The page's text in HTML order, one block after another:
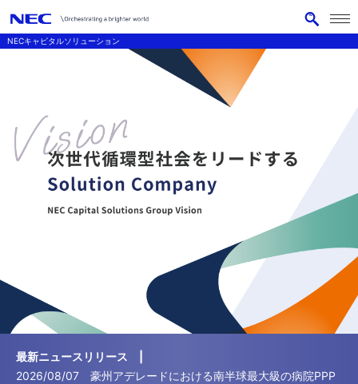
NECキャピタルソリューション
イ
メニ
ュー
を開
ゲ
ー
最新ニュースリリース
2026/08/07
豪州アデレードにおける南半球最大級の病院PPP